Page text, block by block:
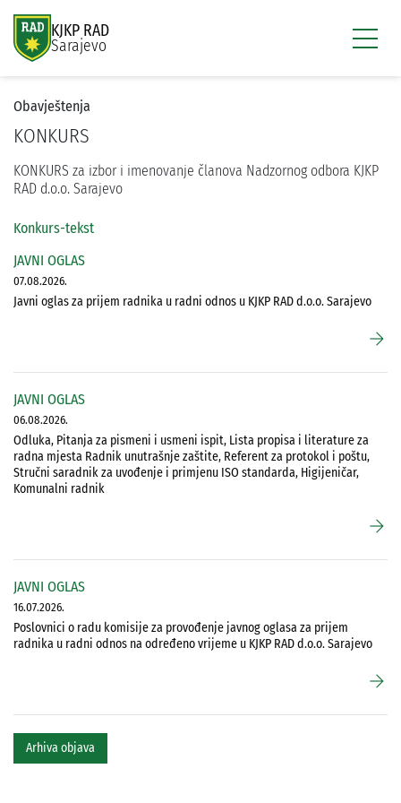
KJKP RAD
Sarajevo
Obavještenja
KONKURS
KONKURS za izbor i imenovanje članova Nadzornog odbora KJKP
RAD d.o.o. Sarajevo
Konkurs-tekst
JAVNI OGLAS
07.08.2026.
Javni oglas za prijem radnika u radni odnos u KJKP RAD d.o.o. Sarajevo
arrow_forward
JAVNI OGLAS
06.08.2026.
Odluka, Pitanja za pismeni i usmeni ispit, Lista propisa i literature za
radna mjesta Radnik unutrašnje zaštite, Referent za protokol i poštu,
Stručni saradnik za uvođenje i primjenu ISO standarda, Higijeničar,
Komunalni radnik
arrow_forward
JAVNI OGLAS
16.07.2026.
Poslovnici o radu komisije za provođenje javnog oglasa za prijem
radnika u radni odnos na određeno vrijeme u KJKP RAD d.o.o. Sarajevo
arrow_forward
Arhiva objava